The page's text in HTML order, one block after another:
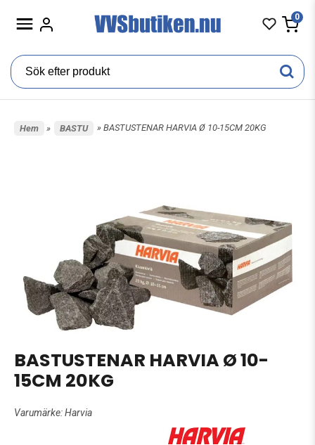
0
Hem » BASTU » BASTUSTENAR HARVIA Ø 10-15CM 20KG
BASTUSTENAR HARVIA Ø 10-
15CM 20KG
Varumärke:Harvia